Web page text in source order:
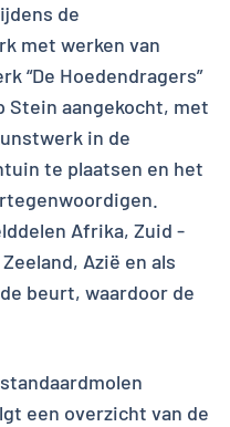
de
met werken van
“De Hoedendragers”
Stein aangekocht, met
in de
te plaatsen en het
Afrika, Zuid -
Azië en als
beurt, waardoor de
een overzicht van de